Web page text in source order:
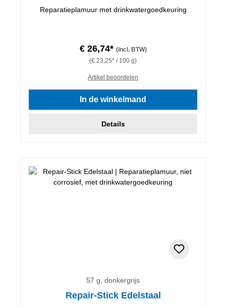
Reparatieplamuur met drinkwatergoedkeuring
€ 26,74* (incl. BTW)
(€ 23,25* / 100 g)
Artikel beoordelen
In de winkelmand
Details
57 g, donkergrijs
Repair-Stick Edelstaal